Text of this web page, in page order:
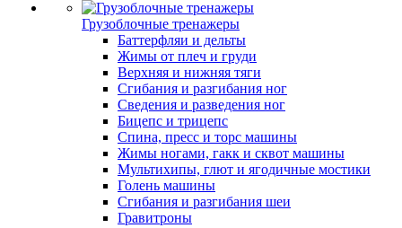
Грузоблочные тренажеры
Баттерфляи и дельты
Жимы от плеч и груди
Верхняя и нижняя тяги
Сгибания и разгибания ног
Сведения и разведения ног
Бицепс и трицепс
Спина, пресс и торс машины
Жимы ногами, гакк и сквот машины
Мультихипы, глют и ягодичные мостики
Голень машины
Сгибания и разгибания шеи
Гравитроны